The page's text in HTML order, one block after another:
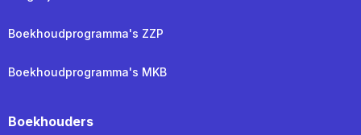
Boekhoudprogramma's ZZP
Boekhoudprogramma's MKB
Boekhouders